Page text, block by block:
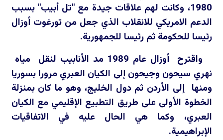
1980، وكانت لهم علاقات جيدة مع "تل أبيب" بسبب
الدعم الامريكي للانقلاب الذي جعل من تورغوت أوزال
رئيسا للحكومة ثم رئيسا للجمهورية.
واقترح أوزال عام 1989 مد الأنابيب لنقل مياه
نهري سيحون وجيحون إلى الكيان العبري مرورا بسوريا
ومنها إلى الأردن ثم دول الخليج، وهو ما كان بمنزلة
الخطوة الأولى على طريق التطبيع الإقليمي مع الكيان
العبري، وكما هي الحال عليه في الاتفاقيات
الإبراهيمية.